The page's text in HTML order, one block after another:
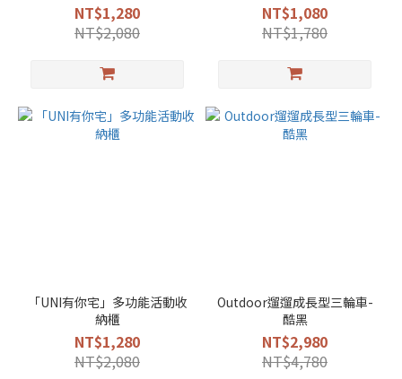
NT$1,280
NT$2,080
NT$1,080
NT$1,780
「UNI有你宅」多功能活動收
納櫃
NT$1,280
NT$2,080
Outdoor遛遛成長型三輪車-
酷黑
NT$2,980
NT$4,780